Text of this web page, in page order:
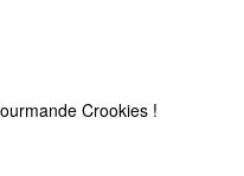
Crookies !